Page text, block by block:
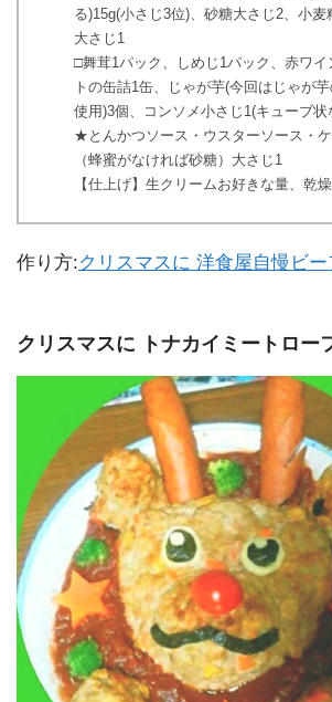
る)15g(小さじ3位)、砂糖大さじ2、小
大さじ1
□舞茸1パック、しめじ1パック、赤ワイ
トの缶詰1缶、じゃが芋(今回はじゃが
使用)3個、コンソメ小さじ1(キューブ状
★とんかつソース・ウスターソース・
（蜂蜜がなければ砂糖）大さじ1
【仕上げ】生クリームお好きな量、乾
作り方:クリスマスに 洋食屋自慢ビー
クリスマスに トナカイミートロー